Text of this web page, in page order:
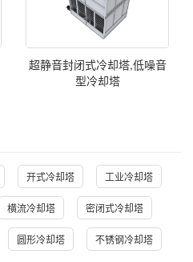
超静音封闭式冷却塔,低噪音
型冷却塔
开式冷却塔 工业冷却塔
横流冷却塔 密闭式冷却塔
圆形冷却塔 不锈钢冷却塔